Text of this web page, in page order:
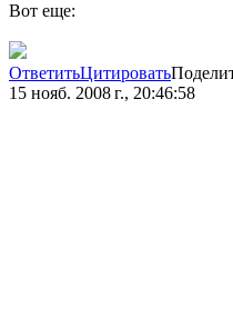
Вот еще:
ОтветитьЦитировать
15 нояб. 2008 г., 20:46:58